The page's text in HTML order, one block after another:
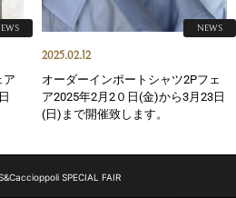
ア
2025.02.12
NEWS
オーダーインポートシャツ2Pフェ
ア2025年2月2０日(金)から3月23日
(日)まで開催致します。
SPECIAL FAIR